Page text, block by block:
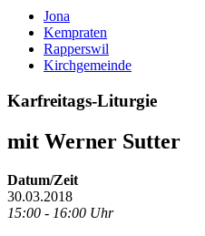
Jona
Kempraten
Rapperswil
Kirchgemeinde
Karfreitags-Liturgie
mit Werner Sutter
Datum/Zeit
30.03.2018
15:00 - 16:00 Uhr